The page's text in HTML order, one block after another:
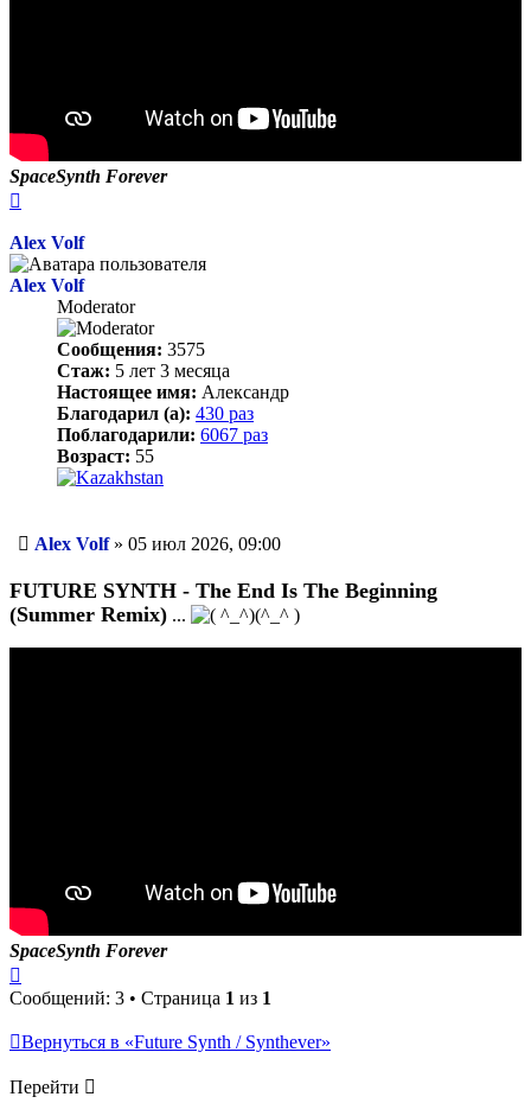
SpaceSynth Forever
началу
Alex Volf
Alex Volf
Moderator
Сообщения: 3575
Стаж: 5 лет 3 месяца
Настоящее имя: Александр
Благодарил (а): 430 раз
Поблагодарили: 6067 раз
Возраст: 55
Сообщение
Alex Volf» 05 июл 2026, 09:00
FUTURE SYNTH - The End Is The Beginning
(Summer Remix) ...
SpaceSynth Forever
к
началу
Сообщений: 3 • Страница 1 из 1
Вернуться в «Future Synth / Synthever»
Перейти